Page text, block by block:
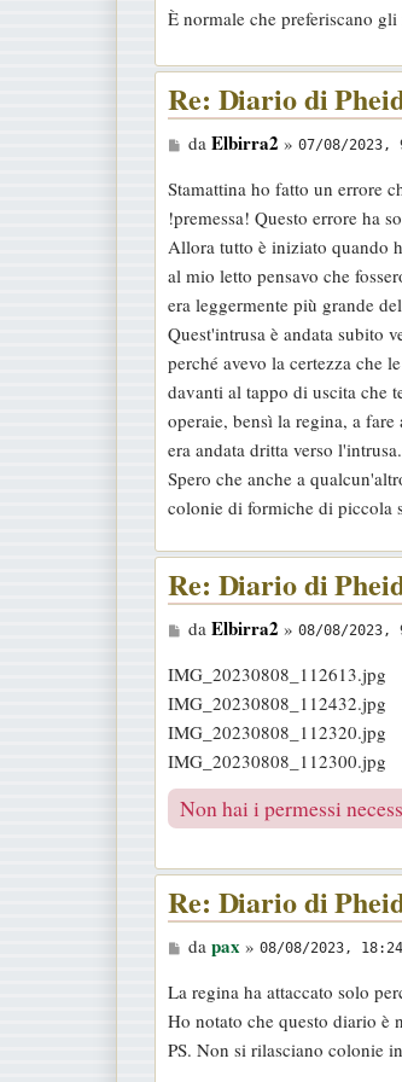
s
g
g
È normale che preferiscano
Re: Diario di
M
s
s
a
g
g
i
o
da Elbirra2 » 07/08/2023,
Stamattina ho fatto un errore
!premessa! Questo errore ha
Allora tutto è iniziato quando
al mio letto pensavo che
era leggermente più grande
Quest'intrusa è andata subito
perché avevo la certezza che
davanti al tappo di uscita che
operaie, bensì la regina, a
era andata dritta verso
Spero che anche a
colonie di formiche di piccola
Re: Diario di
M
s
s
a
g
g
i
da Elbirra2 » 08/08/2023,
IMG_20230808_112613.jpg
IMG_20230808_112432.jpg
IMG_20230808_112320.jpg
IMG_20230808_112300.jpg
Non hai i permessi
Re: Diario di
M
s
s
a
da pax» 08/08/2023, 18:24
La regina ha attaccato solo
Ho notato che questo diario è
PS. Non si rilasciano colonie